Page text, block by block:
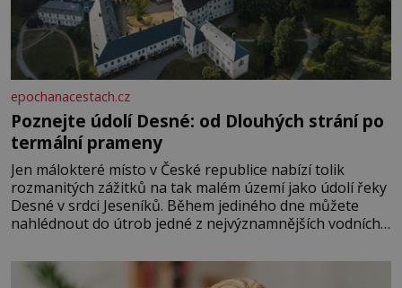
epochanacestach.cz
Poznejte údolí Desné: od Dlouhých strání po
termální prameny
Jen málokteré místo v České republice nabízí tolik
rozmanitých zážitků na tak malém území jako údolí řeky
Desné v srdci Jeseníků. Během jediného dne můžete
nahlédnout do útrob jedné z nejvýznamnějších vodních
se na koloběžce a den zakončit poznáváním památek ve
Velkých Losinách nebo v termálním